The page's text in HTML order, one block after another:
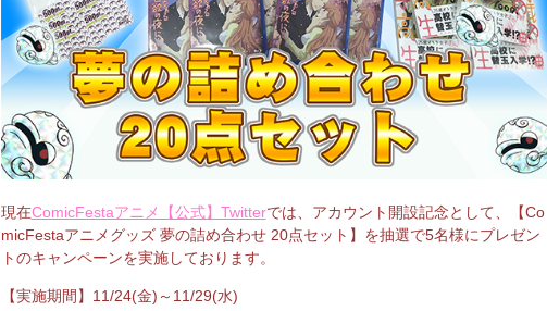
現在ComicFestaアニメ【公式】Twitterでは、アカウント開設記念として、【Co
micFestaアニメグッズ 夢の詰め合わせ 20点セット】を抽選で5名様にプレゼン
トのキャンペーンを実施しております。
【実施期間】11/24(金)～11/29(水)